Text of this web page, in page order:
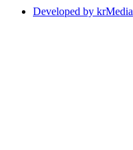
Developed by krMedia